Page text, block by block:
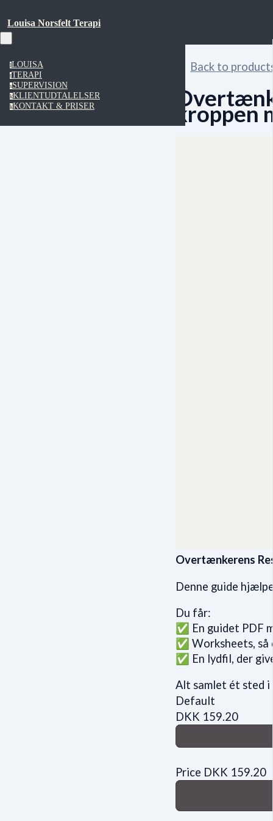
Louisa Norsfelt Terapi
lLOUISA
tTERAPI
sSUPERVISION
kKLIENTUDTALELSER
kKONTAKT & PRISER
Back to
kroppen
Overtænkerens
Denne guide
Du får:
✅ En guidet PDF
✅ Worksheets,
✅ En lydfil, der
Alt samlet ét sted i
Default
DKK 159.20
Price DKK 159.20